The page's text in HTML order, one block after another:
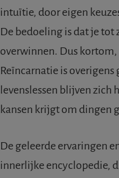
intuïtie, door eigen
De bedoeling is dat je
overwinnen. Dus
Reïncarnatie is
levenslessen blijven zich
kansen krijgt om dingen
De geleerde ervaringen
innerlijke encyclopedie,